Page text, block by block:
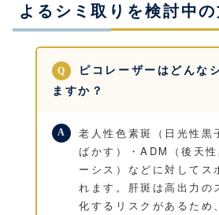
よるシミ取りを検討中の
ピコレーザーはどんな
ますか？
老人性色素斑（日光性黒
ばかす）・ADM（後天
ーシス）などに対してス
れます。肝斑は高出力の
化するリスクがあるため